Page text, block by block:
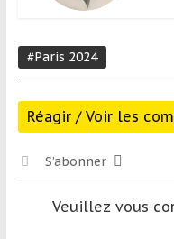
#Paris 2024
Réagir / Voir les
S’abonner
Veuillez vous